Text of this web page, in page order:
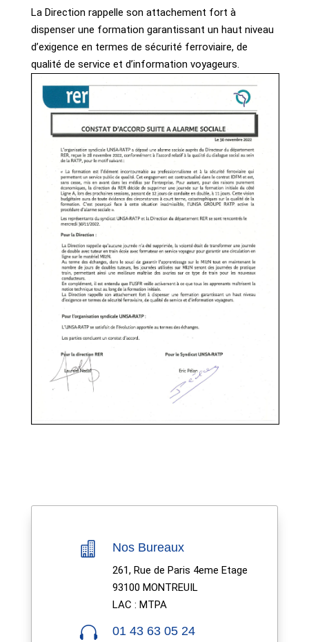
La Direction rappelle son attachement fort à
dispenser une formation garantissant un haut niveau
d’exigence en termes de sécurité ferroviaire, de
qualité de service et d’information voyageurs.
 Nos Bureaux
261, Rue de Paris 4eme Etage
93100 MONTREUIL
LAC : MTPA
 01 43 63 05 24